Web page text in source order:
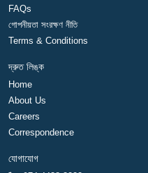
FAQs
গোপনীয়তা সংরক্ষণ নীতি
Terms & Conditions
দ্রুত লিঙ্ক
Home
About Us
Careers
Correspondence
যোগাযোগ